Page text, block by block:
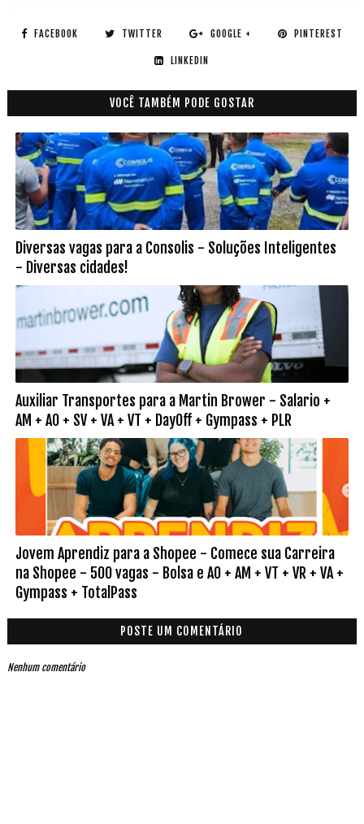
FACEBOOK TWITTER GOOGLE + PINTEREST
LINKEDIN
VOCÊ TAMBÉM PODE GOSTAR
Diversas vagas para a Consolis - Soluções Inteligentes
- Diversas cidades!
Auxiliar Transportes para a Martin Brower - Salario +
AM + AO + SV + VA + VT + DayOff + Gympass + PLR
Jovem Aprendiz para a Shopee - Comece sua Carreira
na Shopee - 500 vagas - Bolsa e AO + AM + VT + VR + VA +
Gympass + TotalPass
POSTE UM COMENTÁRIO
Nenhum comentário